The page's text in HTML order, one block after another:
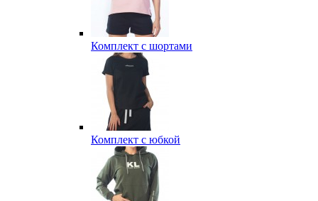
Комплект с шортами
Комплект с юбкой